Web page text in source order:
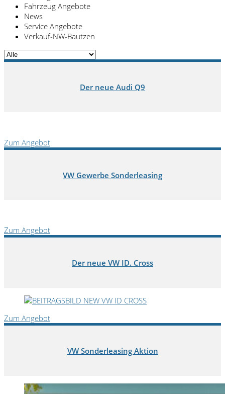
Fahrzeug Angebote
News
Service Angebote
Verkauf-NW-Bautzen
Der neue Audi Q9
Zum Angebot
VW Gewerbe Sonderleasing
Zum Angebot
Der neue VW ID. Cross
Zum Angebot
VW Sonderleasing Aktion